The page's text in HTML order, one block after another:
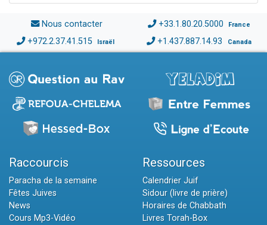
Nous contacter +33.1.80.20.5000 France
+972.2.37.41.515 Israël +1.437.887.14.93 Canada
Raccourcis
Paracha de la semaine
Fêtes Juives
News
Cours Mp3-Vidéo
Ressources
Calendrier Juif
Sidour (livre de prière)
Horaires de Chabbath
Livres Torah-Box